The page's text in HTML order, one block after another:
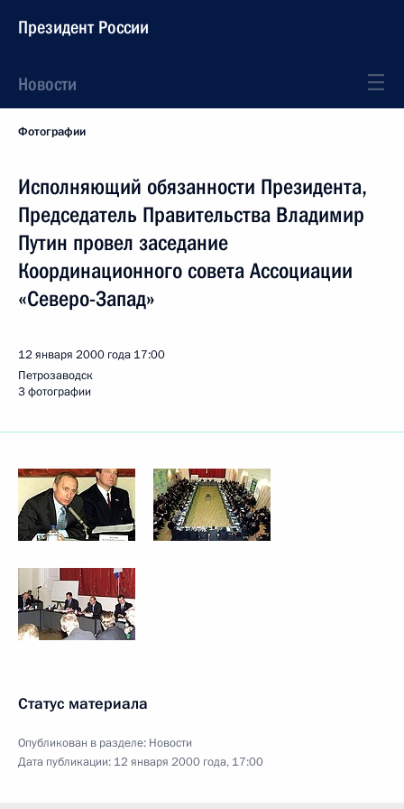
Президент России
Новости
Фотографии
Исполняющий обязанности Президента,
Председатель Правительства Владимир
Путин провел заседание
Координационного совета Ассоциации
«Северо-Запад»
12 января 2000 года 17:00
Петрозаводск
3 фотографии
Статус материала
Опубликован в разделе: Новости
Дата публикации: 12 января 2000 года, 17:00